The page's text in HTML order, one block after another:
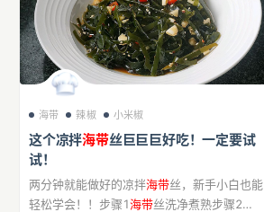
海带 辣椒 小米椒
这个凉拌海带丝巨巨巨好吃！一定要试
试！
两分钟就能做好的凉拌海带丝，新手小白也能
轻松学会！！步骤1海带丝洗净煮熟步骤2加